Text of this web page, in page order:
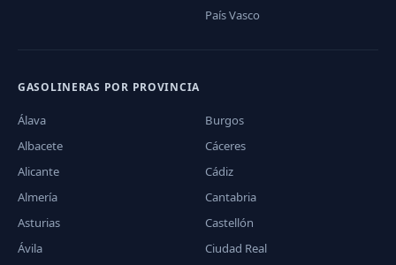
País Vasco
GASOLINERAS POR PROVINCIA
Álava
Albacete
Alicante
Almería
Asturias
Ávila
Burgos
Cáceres
Cádiz
Cantabria
Castellón
Ciudad Real